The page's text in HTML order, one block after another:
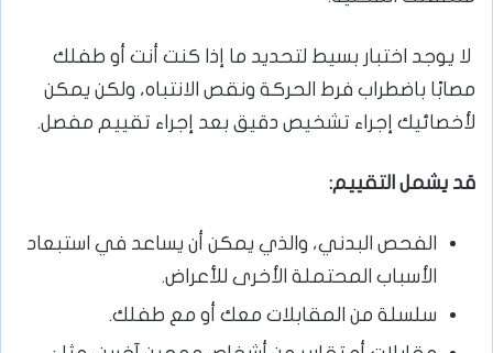
لا يوجد اختبار بسيط لتحديد ما إذا كنت أنت أو طفلك
مصابًا باضطراب فرط الحركة ونقص الانتباه، ولكن يمكن
لأخصائيك إجراء تشخيص دقيق بعد إجراء تقييم مفصل.
قد يشمل التقييم:
الفحص البدني، والذي يمكن أن يساعد في استبعاد
الأسباب المحتملة الأخرى للأعراض.
سلسلة من المقابلات معك أو مع طفلك.